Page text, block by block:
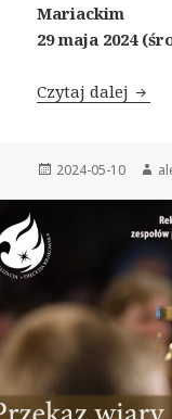
Mariackim
29 maja 2024
Czytaj dalej
Opublikowano
2024-05-10